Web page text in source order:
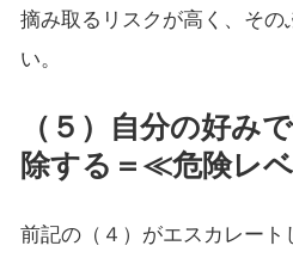
摘み取るリスクが高く、そ
い。
（５）自分の好み
除する＝≪危険レ
前記の（４）がエスカレート